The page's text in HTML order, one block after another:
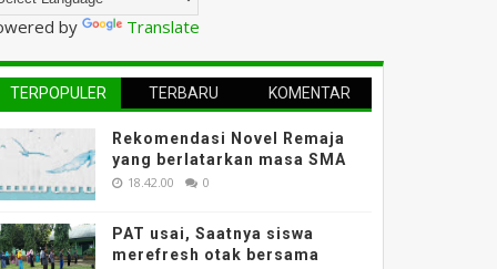
by Translate
TERPOPULER TERBARU KOMENTAR
Rekomendasi Novel Remaja
yang berlatarkan masa SMA
18.42.00 0
PAT usai, Saatnya siswa
merefresh otak bersama